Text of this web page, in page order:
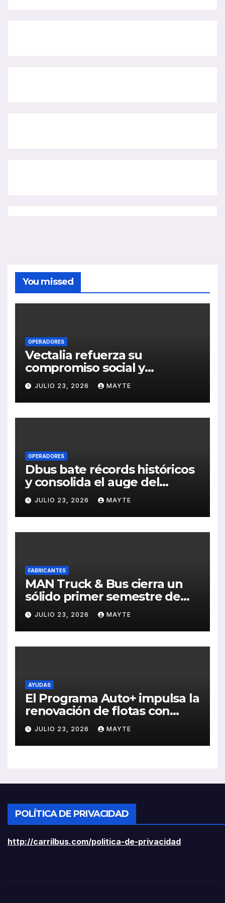
You missed
OPERADORES
Vectalia refuerza su
compromiso social y
medioambiental con la
publicación de su Memoria
de RSC 2025
JULIO 23, 2026 MAYTE
OPERADORES
Dbus bate récords históricos
y consolida el auge del
transporte público en San
Sebastián
JULIO 23, 2026 MAYTE
FABRICANTES
MAN Truck & Bus cierra un
sólido primer semestre de
2026 con crecimiento en
ventas, pedidos y
rentabilidad
JULIO 23, 2026 MAYTE
AYUDAS
El Programa Auto+ impulsa la
renovación de flotas con
ayudas a vehículos eléctricos
ligeros
JULIO 23, 2026 MAYTE
POLÍTICA DE PRIVACIDAD
http://carrilbus.com/politica-de-privacidad